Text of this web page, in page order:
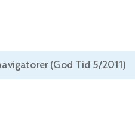
(God Tid 5/2011)